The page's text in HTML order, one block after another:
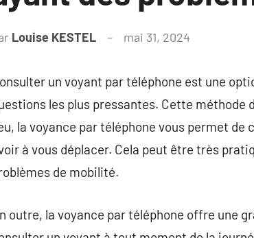
Louise KESTEL mai 31, 2024
un voyant par téléphone est une
les plus pressantes. Cette
la voyance par téléphone vous permet
à vous déplacer. Cela peut être très
de mobilité.
outre, la voyance par téléphone offre une